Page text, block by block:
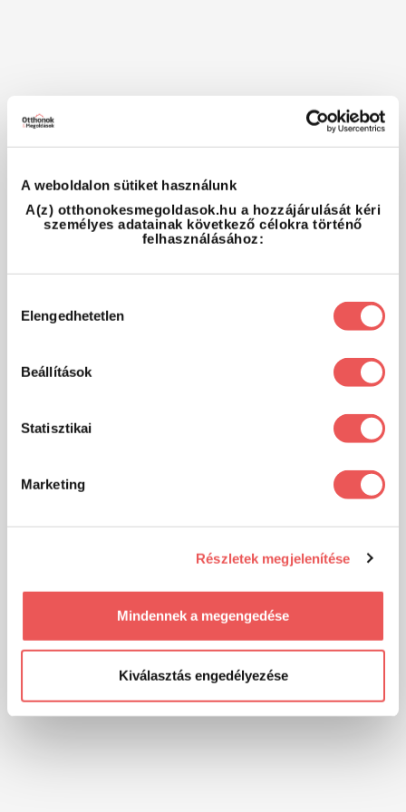
A weboldalon sütiket használunk
A(z) otthonokesmegoldasok.hu a hozzájárulását kéri
személyes adatainak következő célokra történő
felhasználásához:
kiválasztása
Elengedhetetlen
Beállítások
Statisztikai
Marketing
Részletek megjelenítése
Mindennek a megengedése
Kiválasztás engedélyezése